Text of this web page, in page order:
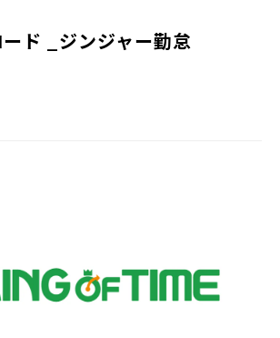
ド _ジンジャー勤怠